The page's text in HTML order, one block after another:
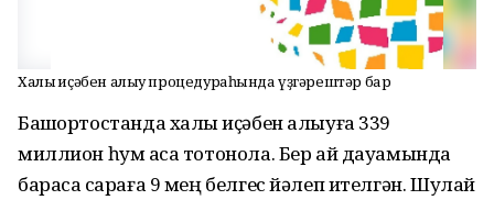
Халыҡ иҫәбен алыу процедураһында үҙгәрештәр бар
Башҡортостанда халыҡ иҫәбен алыуға 339
миллион һум аҡса тотонола. Бер ай дауамында
барасаҡ сараға 9 мең белгес йәлеп ителгән. Шулай